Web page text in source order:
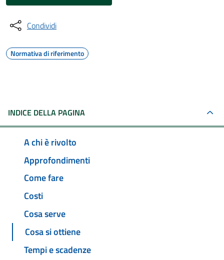
Condividi
Normativa di riferimento
INDICE DELLA PAGINA
A chi è rivolto
Approfondimenti
Come fare
Costi
Cosa serve
Cosa si ottiene
Tempi e scadenze